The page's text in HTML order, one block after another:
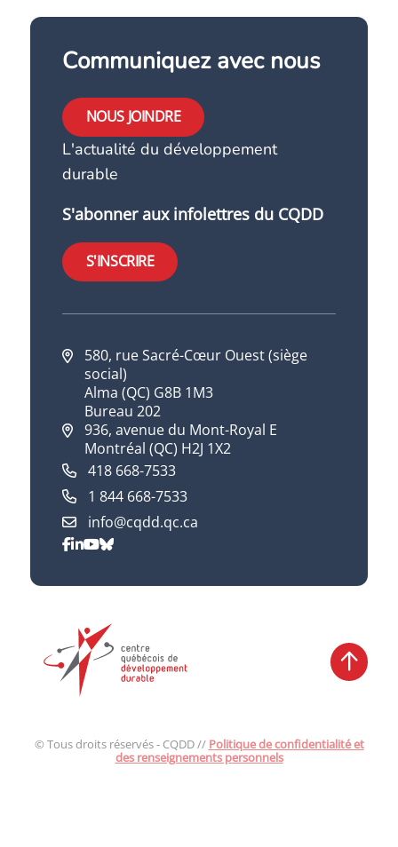
Communiquez avec nous
NOUS JOINDRE
L'actualité du développement
durable
S'abonner aux infolettres du CQDD
S'INSCRIRE
580, rue Sacré-Cœur Ouest (siège
social)
Alma (QC) G8B 1M3
Bureau 202
936, avenue du Mont-Royal E
Montréal (QC) H2J 1X2
418 668-7533
1 844 668-7533
info@cqdd.qc.ca
© Tous droits réservés - CQDD // Politique de confidentialité et
des renseignements personnels